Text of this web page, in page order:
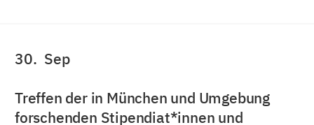
30. Sep
Treffen der in München und Umgebung
forschenden Stipendiat*innen und